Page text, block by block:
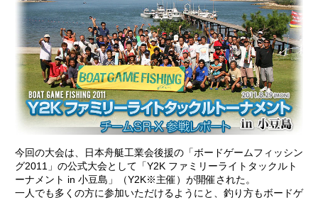
今回の大会は、日本舟艇工業会後援の「ボードゲームフィッシン
グ2011」の公式大会として「Y2K ファミリーライトタックルト
ーナメント in 小豆島」（Y2K※主催）が開催された。
一人でも多くの方に参加いただけるようにと、釣り方もボードゲ